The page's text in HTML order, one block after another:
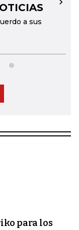
a sus
→
para los